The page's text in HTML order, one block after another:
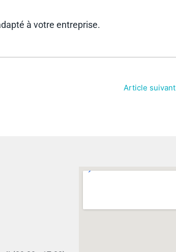
à votre entreprise.
Article suivant